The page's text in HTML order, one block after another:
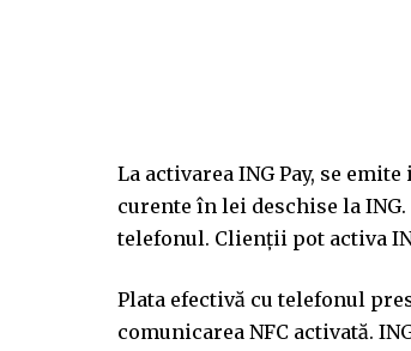
La activarea ING Pay, se
curente în lei deschise la
telefonul. Clienții pot activa
Plata efectivă cu telefonul
comunicarea NFC activată.